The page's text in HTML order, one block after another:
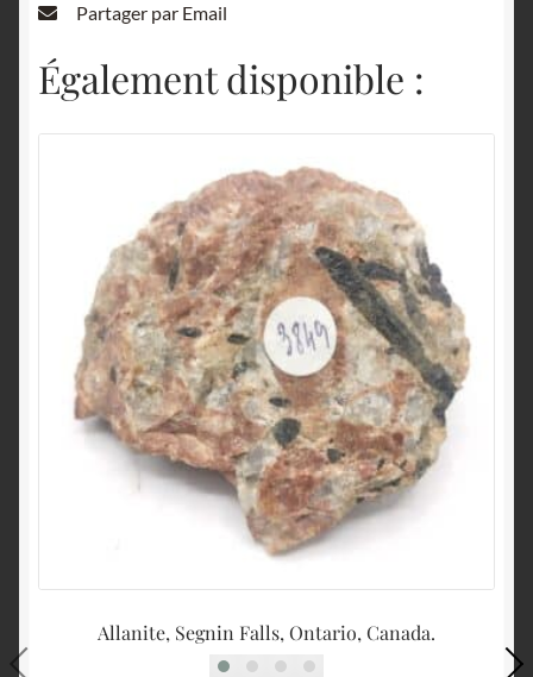
Partager par Email
Également disponible :
Allanite, Segnin Falls, Ontario, Canada.